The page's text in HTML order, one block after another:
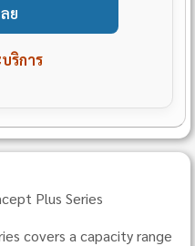
ย
ริการ
Plus Series
covers a capacity range